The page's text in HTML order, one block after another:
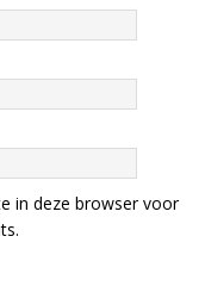
in deze browser voor